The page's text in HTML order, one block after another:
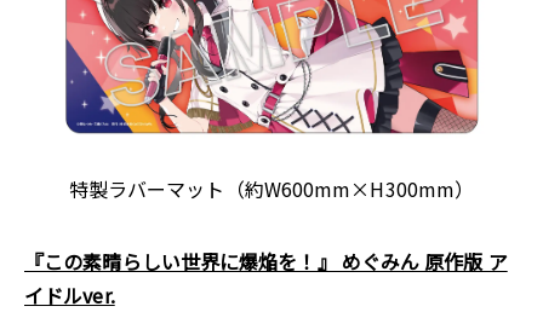
特製ラバーマット（約W600mm×H300mm）
『この素晴らしい世界に爆焔を！』 めぐみん 原作版 ア
イドルver.